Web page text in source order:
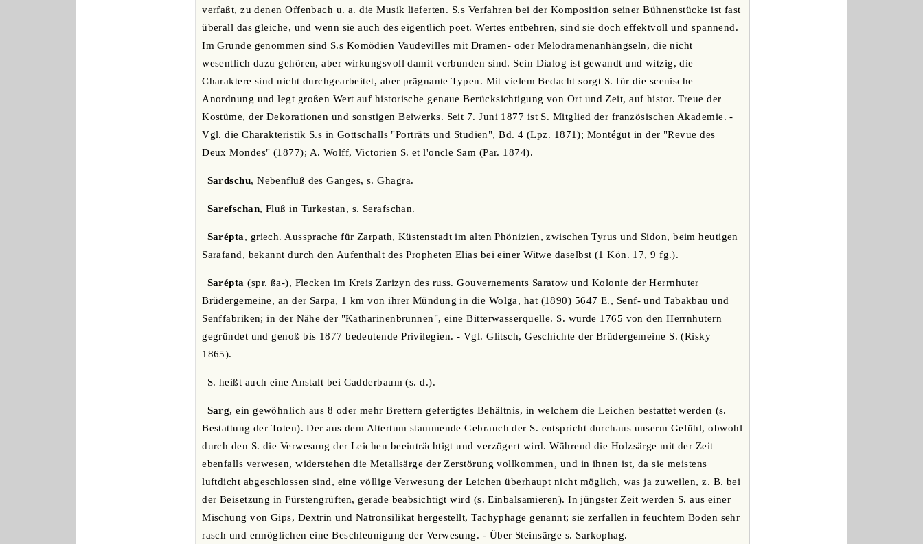
verfaßt, zu denen Offenbach u. a. die Musik lieferten. S.s Verfahren bei der Komposition seiner Bühnenstücke ist fast
überall das gleiche, und wenn sie auch des eigentlich poet. Wertes entbehren, sind sie doch effektvoll und spannend.
Im Grunde genommen sind S.s Komödien Vaudevilles mit Dramen- oder Melodramenanhängseln, die nicht
wesentlich dazu gehören, aber wirkungsvoll damit verbunden sind. Sein Dialog ist gewandt und witzig, die
Charaktere sind nicht durchgearbeitet, aber prägnante Typen. Mit vielem Bedacht sorgt S. für die scenische
Anordnung und legt großen Wert auf historische genaue Berücksichtigung von Ort und Zeit, auf histor. Treue der
Kostüme, der Dekorationen und sonstigen Beiwerks. Seit 7. Juni 1877 ist S. Mitglied der französischen Akademie. -
Vgl. die Charakteristik S.s in Gottschalls "Porträts und Studien", Bd. 4 (Lpz. 1871); Montégut in der "Revue des
Deux Mondes" (1877); A. Wolff, Victorien S. et l'oncle Sam (Par. 1874).
Sardschu, Nebenfluß des Ganges, s. Ghagra.
Sarefschan, Fluß in Turkestan, s. Serafschan.
Sarépta, griech. Aussprache für Zarpath, Küstenstadt im alten Phönizien, zwischen Tyrus und Sidon, beim heutigen
Sarafand, bekannt durch den Aufenthalt des Propheten Elias bei einer Witwe daselbst (1 Kön. 17, 9 fg.).
Sarépta (spr. ßa-), Flecken im Kreis Zarizyn des russ. Gouvernements Saratow und Kolonie der Herrnhuter
Brüdergemeine, an der Sarpa, 1 km von ihrer Mündung in die Wolga, hat (1890) 5647 E., Senf- und Tabakbau und
Senffabriken; in der Nähe der "Katharinenbrunnen", eine Bitterwasserquelle. S. wurde 1765 von den Herrnhutern
gegründet und genoß bis 1877 bedeutende Privilegien. - Vgl. Glitsch, Geschichte der Brüdergemeine S. (Risky
1865).
S. heißt auch eine Anstalt bei Gadderbaum (s. d.).
Sarg, ein gewöhnlich aus 8 oder mehr Brettern gefertigtes Behältnis, in welchem die Leichen bestattet werden (s.
Bestattung der Toten). Der aus dem Altertum stammende Gebrauch der S. entspricht durchaus unserm Gefühl, obwohl
durch den S. die Verwesung der Leichen beeinträchtigt und verzögert wird. Während die Holzsärge mit der Zeit
ebenfalls verwesen, widerstehen die Metallsärge der Zerstörung vollkommen, und in ihnen ist, da sie meistens
luftdicht abgeschlossen sind, eine völlige Verwesung der Leichen überhaupt nicht möglich, was ja zuweilen, z. B. bei
der Beisetzung in Fürstengrüften, gerade beabsichtigt wird (s. Einbalsamieren). In jüngster Zeit werden S. aus einer
Mischung von Gips, Dextrin und Natronsilikat hergestellt, Tachyphage genannt; sie zerfallen in feuchtem Boden sehr
rasch und ermöglichen eine Beschleunigung der Verwesung. - Über Steinsärge s. Sarkophag.